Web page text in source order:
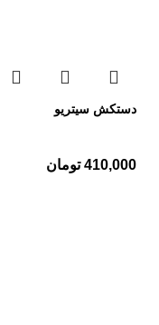
دستکش سیتریو
410,000 تومان